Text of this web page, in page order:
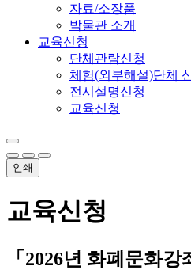
자료/소장품
박물관 소개
교육신청
단체관람신청
체험(외부해설)단체
전시설명신청
교육신청
인쇄
교육신청
「2026년 화폐문화